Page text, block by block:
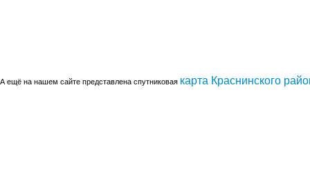
А ещё на нашем сайте представлена спутниковая карта Краснинского